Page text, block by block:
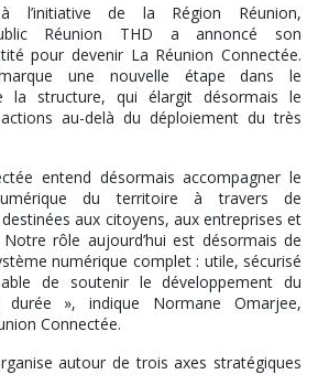
l’initiative de la Région Réunion,
Réunion THD a annoncé son
pour devenir La Réunion Connectée.
une nouvelle étape dans le
la structure, qui élargit désormais le
au-delà du déploiement du très
entend désormais accompagner le
du territoire à travers de
aux citoyens, aux entreprises et
rôle aujourd’hui est désormais de
numérique complet : utile, sécurisé
de soutenir le développement du
», indique Normane Omarjee,
Connectée.
autour de trois axes stratégiques